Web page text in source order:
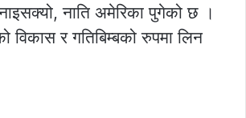
नाति अमेरिका पुगेको छ ।
विकास र गतिबिम्बको रुपमा लिन